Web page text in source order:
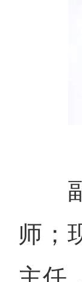
副
师；